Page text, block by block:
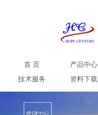
首 页 产品中心
技术服务
资料下载